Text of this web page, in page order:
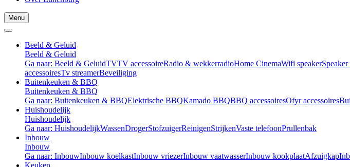
Menu
Beeld & Geluid
Beeld & Geluid
Ga naar: Beeld & GeluidTVTV accessoireRadio & wekkerradioHome CinemaWifi speakerSpeaker
accessoiresTv streamerBeveiliging
Buitenkeuken & BBQ
Buitenkeuken & BBQ
Ga naar: Buitenkeuken & BBQElektrische BBQKamado BBQBBQ accessoiresOfyr accessoires
Huishoudelijk
Huishoudelijk
Ga naar: HuishoudelijkWassenDrogerStofzuigerReinigenStrijkenVaste telefoonPrullenbak
Inbouw
Inbouw
Ga naar: InbouwInbouw koelkastInbouw vriezerInbouw vaatwasserInbouw kookplaatAfzuigkap
Keuken